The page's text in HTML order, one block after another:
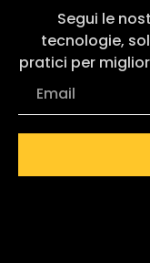
Segui le
tecnologie,
pratici per